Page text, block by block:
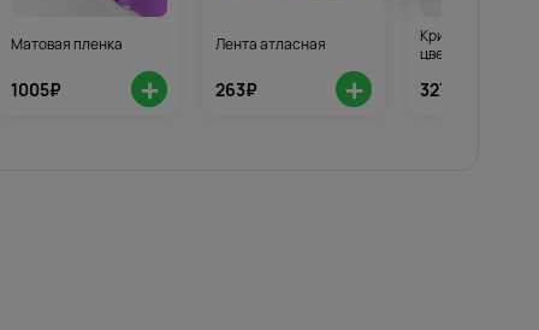
Матовая пленка
1005₽ +
Лента атласная
263₽ +
Кризал для
цветов 3шт.
327₽